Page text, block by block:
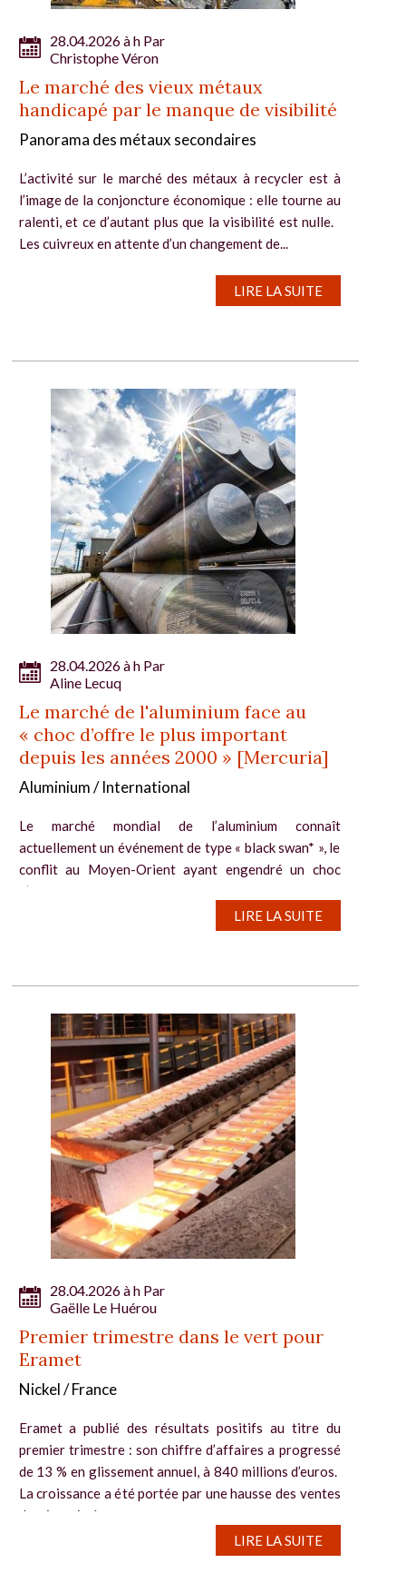
28.04.2026 à h Par
Christophe Véron
Le marché des vieux métaux
handicapé par le manque de visibilité
Panorama des métaux secondaires
L’activité sur le marché des métaux à recycler est à
l’image de la conjoncture économique : elle tourne au
ralenti, et ce d’autant plus que la visibilité est nulle.
Les cuivreux en attente d’un changement de...
LIRE LA SUITE
28.04.2026 à h Par
Aline Lecuq
Le marché de l'aluminium face au
« choc d’offre le plus important
depuis les années 2000 » [Mercuria]
Aluminium / International
Le marché mondial de l’aluminium connaît
actuellement un événement de type « black swan* », le
conflit au Moyen-Orient ayant engendré un choc
d’approvisionnement, qui va se traduire par des
LIRE LA SUITE
28.04.2026 à h Par
Gaëlle Le Huérou
Premier trimestre dans le vert pour
Eramet
Nickel / France
Eramet a publié des résultats positifs au titre du
premier trimestre : son chiffre d’affaires a progressé
de 13 % en glissement annuel, à 840 millions d’euros.
La croissance a été portée par une hausse des ventes
de minerais de...
LIRE LA SUITE